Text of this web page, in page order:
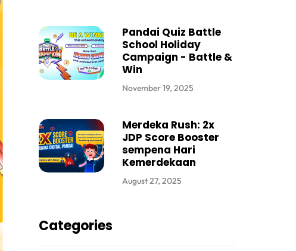
Pandai Quiz Battle
School Holiday
Campaign - Battle &
Win
November 19, 2025
Merdeka Rush: 2x
JDP Score Booster
sempena Hari
Kemerdekaan
August 27, 2025
Categories